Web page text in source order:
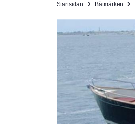
Startsidan Båtmärken